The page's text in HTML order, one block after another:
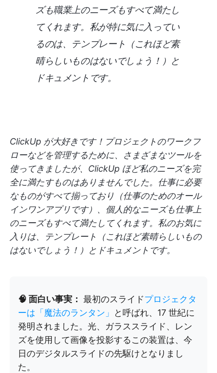
ズも職業上のニーズもすべて満たし
てくれます。私が特に気に入ってい
るのは、テンプレート（これほど素
晴らしいものはないでしょう！）と
ドキュメントです。
ClickUp が大好きです！プロジェクトのワークフ
ローなどを管理するために、さまざまなツールを
使ってきましたが、ClickUp ほど私のニーズを完
全に満たすものはありませんでした。仕事に必要
なものがすべて揃っており（仕事のためのオール
インワンアプリです）、個人的なニーズも仕事上
のニーズもすべて満たしてくれます。私のお気に
入りは、テンプレート（これほど素晴らしいもの
はないでしょう！）とドキュメントです。
🧠 面白い事実： 最初のスライドプロジェクタ
ーは「魔法のランタン」
と呼ばれ、17 世紀に
発明されました。光、ガラススライド、レン
ズを使用して画像を投影するこの装置は、今
日のデジタルスライドの先駆けとなりまし
た。